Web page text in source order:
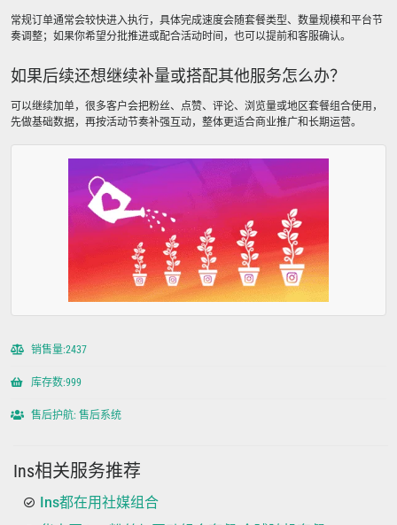
常规订单通常会较快进入执行，具体完成速度会随套餐类型、数量规模和平台节
奏调整；如果你希望分批推进或配合活动时间，也可以提前和客服确认。
如果后续还想继续补量或搭配其他服务怎么办？
可以继续加单，很多客户会把粉丝、点赞、评论、浏览量或地区套餐组合使用，
先做基础数据，再按活动节奏补强互动，整体更适合商业推广和长期运营。
销售量:2437
库存数:999
售后护航: 售后系统
Ins相关服务推荐
Ins都在用社媒组合